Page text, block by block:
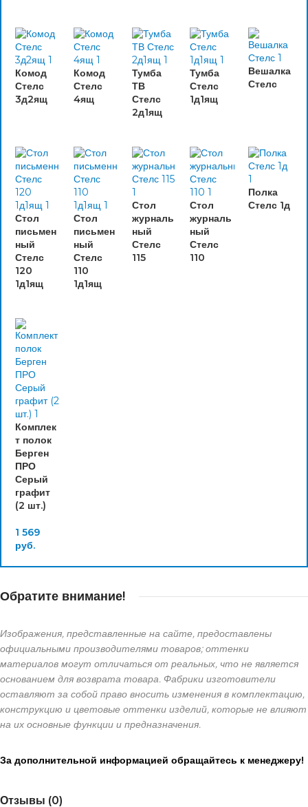
Комод
Стелс
3д2ящ
Комод
Стелс
4ящ
Тумба
ТВ
Стелс
2д1ящ
Тумба
Стелс
1д1ящ
Вешалка
Стелс
Стол
письмен
ный
Стелс
120
1д1ящ
Стол
письмен
ный
Стелс
110
1д1ящ
Стол
журналь
ный
Стелс
115
Стол
журналь
ный
Стелс
110
Полка
Стелс 1д
Комплек
т полок
Берген
ПРО
Серый
графит
(2 шт.)
1 569
руб.
Обратите внимание!
Изображения, представленные на сайте, предоставлены
официальными производителями товаров; оттенки
материалов могут отличаться от реальных, что не является
основанием для возврата товара. Фабрики изготовители
оставляют за собой право вносить изменения в комплектацию,
конструкцию и цветовые оттенки изделий, которые не влияют
на их основные функции и предназначения.
За дополнительной информацией обращайтесь к менеджеру!
Отзывы (0)